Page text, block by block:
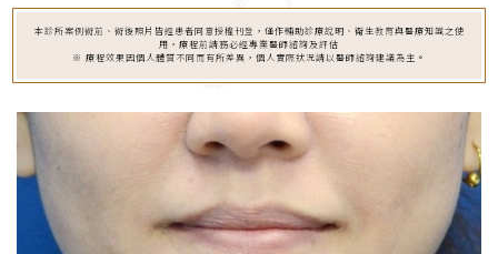
本診所案例術前、術後照片皆經患者同意授權刊登，僅作輔助診療說明、衛生教育與醫療知識之使
用，療程前請務必經專業醫師諮詢及評估
※ 療程效果因個人體質不同而有所差異，個人實際狀況請以醫師諮詢建議為主。